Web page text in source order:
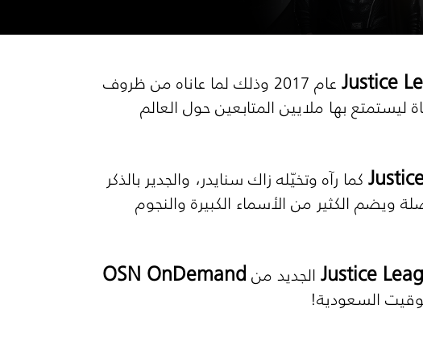
Justice عام 2017 وذلك لما عاناه من ظروف
ليستمتع بها ملايين المتابعين حول العالم
كما رآه وتخيّله زاك سنايدر، والجدير بالذكر
الأكشن والخيال العلمي ومدته 4 ساعات متواصلة ويضم الكثير من الأسماء الكبيرة والنجوم
Justiceالجديد منOSN OnDemand